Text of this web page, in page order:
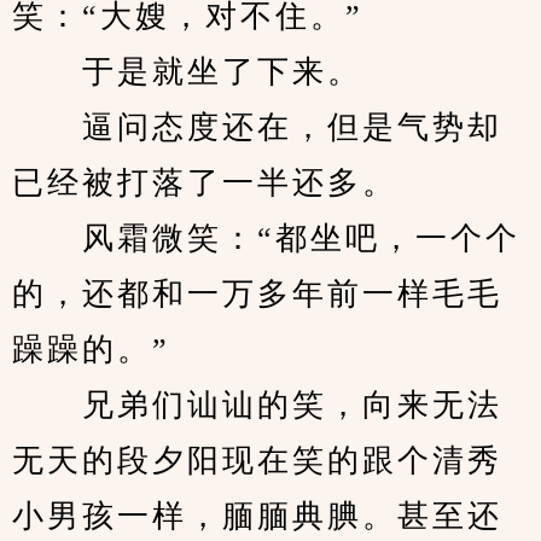
笑：“大嫂，对不住。”
于是就坐了下来。
逼问态度还在，但是气势却
已经被打落了一半还多。
风霜微笑：“都坐吧，一个个
的，还都和一万多年前一样毛毛
躁躁的。”
兄弟们讪讪的笑，向来无法
无天的段夕阳现在笑的跟个清秀
小男孩一样，腼腼典腆。甚至还